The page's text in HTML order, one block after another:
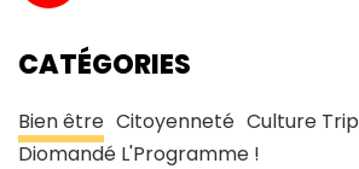
CATÉGORIES
Bien être Citoyenneté Culture Trip
Diomandé L'Programme !